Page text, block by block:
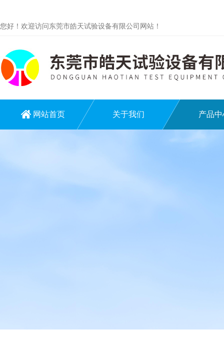
您好！欢迎访问东莞市皓天试验设备有限公司网站！
网站首页 关于我们 产品中